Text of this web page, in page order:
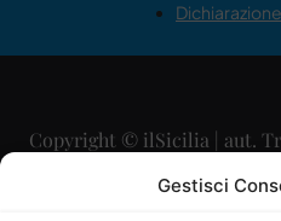
Gestisci
Copyright © ilSicilia | aut.
29/09/